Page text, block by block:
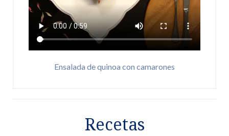
Ensalada de quinoa con camarones
Recetas